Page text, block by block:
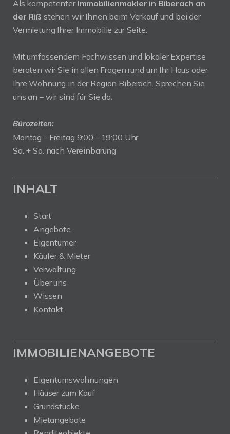
Als kompetenter Immobilienmakler in Biberach an
der Riß stehen wir Ihnen beim Verkauf und bei der
Vermietung Ihrer Immobilie zur Seite.
Mit umfassendem Fachwissen und lokaler Expertise
beraten wir Sie in allen Fragen rund um Ihr Haus oder
Ihre Wohnung in der Region Biberach. Sprechen Sie
uns an – wir sind für Sie da.
Bürozeiten:
Montag - Freitag 9:00 - 19:00 Uhr
Sa. + So. nach Vereinbarung
INHALT
Start
Angebote
Eigentümer
Käufer & Mieter
Verwaltung
Über uns
Wissen
Kontakt
IMMOBILIENANGEBOTE
Eigentumswohnungen
Häuser zum Kauf
Grundstücke
Mietangebote